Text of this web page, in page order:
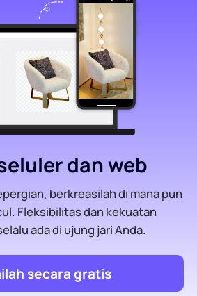
dan web
berkreasilah di mana pun
Fleksibilitas dan kekuatan
ada di ujung jari Anda.
secara gratis